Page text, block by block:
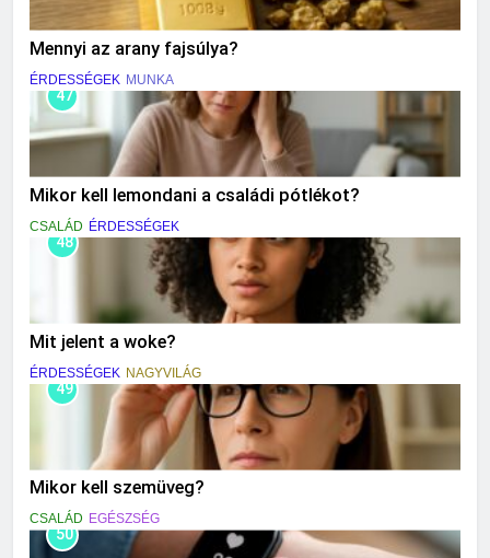
Mennyi az arany fajsúlya?
ÉRDESSÉGEK MUNKA
47
Mikor kell lemondani a családi pótlékot?
CSALÁD ÉRDESSÉGEK
48
Mit jelent a woke?
ÉRDESSÉGEK NAGYVILÁG
49
Mikor kell szemüveg?
CSALÁD EGÉSZSÉG
50